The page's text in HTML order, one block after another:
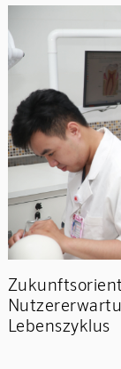
Lebenszyklus